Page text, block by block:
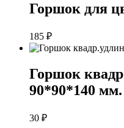
Горшок для
185 ₽
Горшок
90*90*140 мм.
30 ₽